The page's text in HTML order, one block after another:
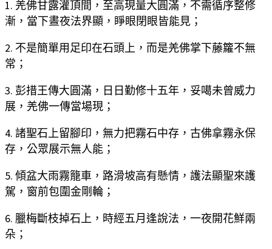
1. 羌佛甘露灌頂間，至高現量大圓滿，不需循序整修
漸，當下晝夜法界顯，睜眼閉眼皆能見；
2. 不是簡單用足印在石頭上，而是羌佛掌下藤籮不無
常；
3. 彭措王傳大圓滿，日日勤修十五年，妥噶未曾威力
展，羌佛一傳當場現；
4. 諸聖石上留腳印，無力把霧石中存，古佛拿霧永保
存，公眾展示無人能；
5. 傾盆大雨霧籠車，路滑坡高有懸情，護法顯聖來護
駕，窗前包圍金剛輪；
6. 臘梅斷枝掉石上，時經五月逢說法，一夜開花鮮兩
朵；